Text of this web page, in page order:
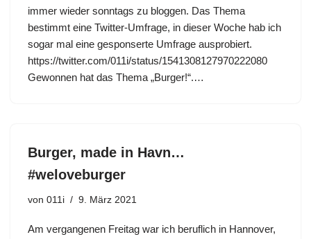
immer wieder sonntags zu bloggen. Das Thema
bestimmt eine Twitter-Umfrage, in dieser Woche hab ich
sogar mal eine gesponserte Umfrage ausprobiert.
https://twitter.com/011i/status/1541308127970222080
Gewonnen hat das Thema „Burger!“.…
Burger, made in Havn…
#weloveburger
von 011i 9. März 2021
Am vergangenen Freitag war ich beruflich in Hannover,